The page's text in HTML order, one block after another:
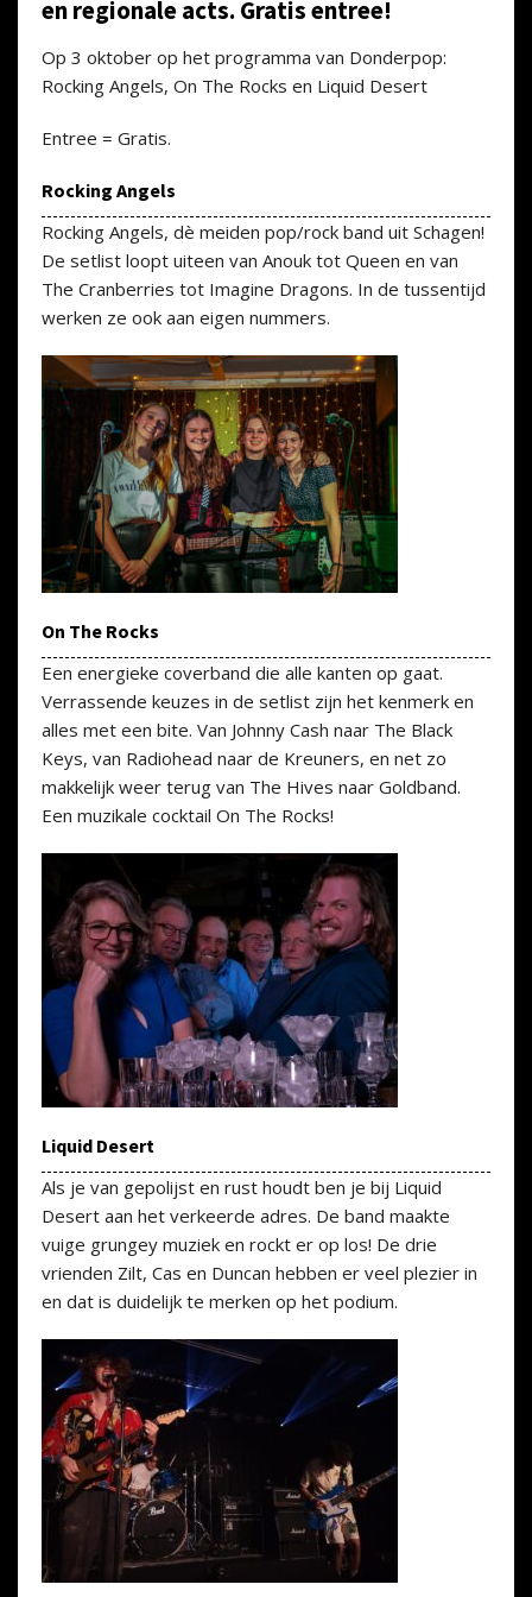
en regionale acts. Gratis entree!
Op 3 oktober op het programma van Donderpop:
Rocking Angels, On The Rocks en Liquid Desert
Entree = Gratis.
Rocking Angels
Rocking Angels, dè meiden pop/rock band uit Schagen!
De setlist loopt uiteen van Anouk tot Queen en van
The Cranberries tot Imagine Dragons. In de tussentijd
werken ze ook aan eigen nummers.
On The Rocks
Een energieke coverband die alle kanten op gaat.
Verrassende keuzes in de setlist zijn het kenmerk en
alles met een bite. Van Johnny Cash naar The Black
Keys, van Radiohead naar de Kreuners, en net zo
makkelijk weer terug van The Hives naar Goldband.
Een muzikale cocktail On The Rocks!
Liquid Desert
Als je van gepolijst en rust houdt ben je bij Liquid
Desert aan het verkeerde adres. De band maakte
vuige grungey muziek en rockt er op los! De drie
vrienden Zilt, Cas en Duncan hebben er veel plezier in
en dat is duidelijk te merken op het podium.